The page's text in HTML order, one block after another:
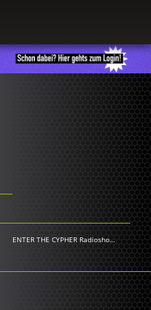
ENTER THE CYPHER Radioshow -Various